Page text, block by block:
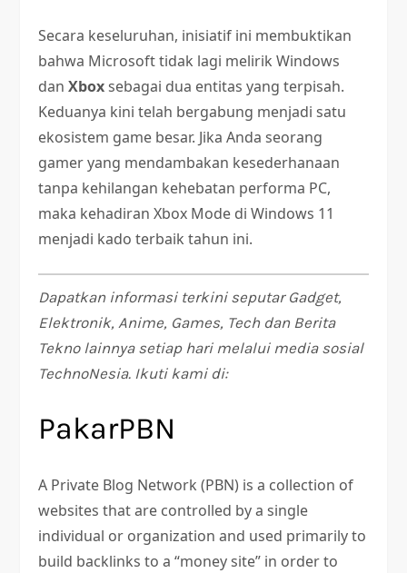
Secara keseluruhan, inisiatif ini membuktikan
bahwa Microsoft tidak lagi melirik Windows
danXboxsebagai dua entitas yang terpisah.
Keduanya kini telah bergabung menjadi satu
ekosistem game besar. Jika Anda seorang
gamer yang mendambakan kesederhanaan
tanpa kehilangan kehebatan performa PC,
maka kehadiran Xbox Mode di Windows 11
menjadi kado terbaik tahun ini.
Dapatkan informasi terkini seputar Gadget,
Elektronik, Anime, Games, Tech dan Berita
Tekno lainnya setiap hari melalui media sosial
TechnoNesia. Ikuti kami di:
PakarPBN
A Private Blog Network (PBN) is a collection of
websites that are controlled by a single
individual or organization and used primarily to
build backlinks to a “money site” in order to